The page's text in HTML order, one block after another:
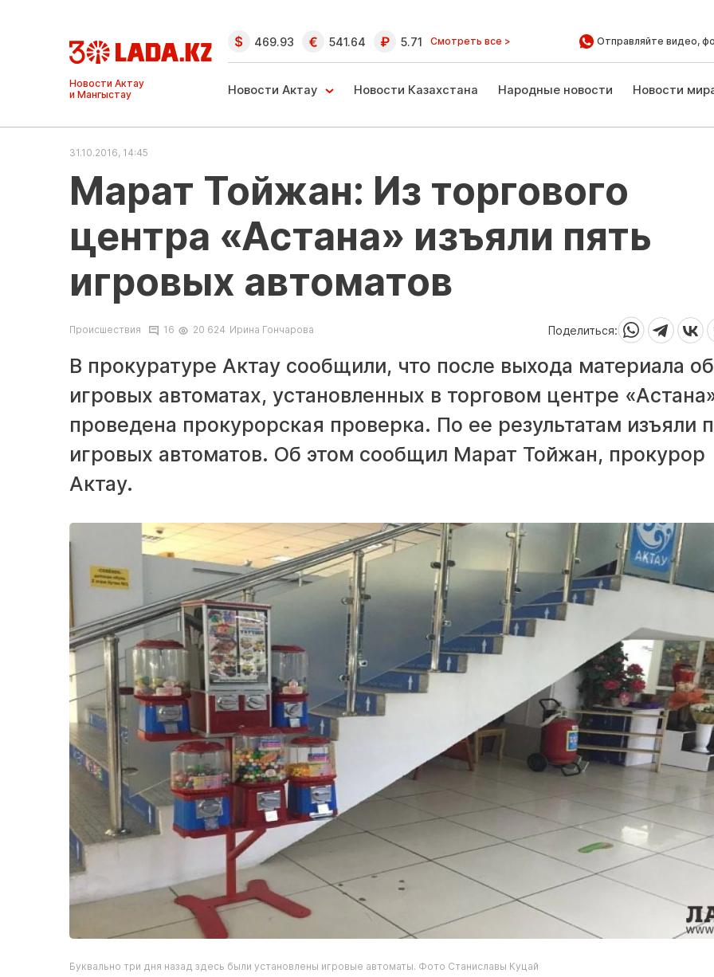
Ақтау және
Манғыстау
жаңалықтары
469.93 541.64 5.71 Смотреть все > Отправляйте видео,
Новости Актау Новости Казахстана Народные новости Новости
31.10.2016, 14:45
Марат Тойжан: Из торгового
центра «Астана» изъяли пять
игровых автоматов
Происшествия 16 20 624 Ирина Гончарова Поделиться:
В прокуратуре Актау сообщили, что после выхода материала об
игровых автоматах, установленных в торговом центре
проведена прокурорская проверка. По ее результатам изъяли
игровых автоматов. Об этом сообщил Марат Тойжан, прокурор
Актау.
Буквально три дня назад здесь были установлены игровые автоматы. Фото Станиславы Куцай